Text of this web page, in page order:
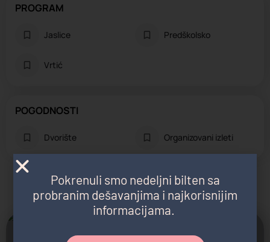
PROGRAM
Jaslice Predškolsko
Vrtić
POGODNOSTI
Dvorište Organizovani izleti
Možda vas zanima i sledeće:
Pokrenuli smo nedeljni bilten sa
probranim dešavanjima i najkorisnijim
informacijama.